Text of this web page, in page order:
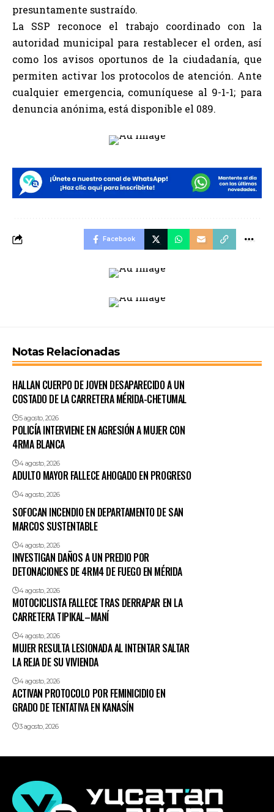
presuntamente sustraído.
La SSP reconoce el trabajo coordinado con la
autoridad municipal para restablecer el orden, así
como los avisos oportunos de la ciudadanía, que
permiten activar los protocolos de atención. Ante
cualquier emergencia, comuníquese al 9-1-1; para
denuncia anónima, está disponible el 089.
Facebook
Notas Relacionadas
HALLAN CUERPO DE JOVEN DESAPARECIDO A UN
COSTADO DE LA CARRETERA MÉRIDA-CHETUMAL
5 agosto, 2026
POLICÍA INTERVIENE EN AGRESIÓN A MUJER CON
4RMA BLANCA
4 agosto, 2026
ADULTO MAYOR FALLECE AHOGADO EN PROGRESO
4 agosto, 2026
SOFOCAN INCENDIO EN DEPARTAMENTO DE SAN
MARCOS SUSTENTABLE
4 agosto, 2026
INVESTIGAN DAÑOS A UN PREDIO POR
DETONACIONES DE 4RM4 DE FUEGO EN MÉRIDA
4 agosto, 2026
MOTOCICLISTA FALLECE TRAS DERRAPAR EN LA
CARRETERA TIPIKAL–MANÍ
4 agosto, 2026
MUJER RESULTA LESIONADA AL INTENTAR SALTAR
LA REJA DE SU VIVIENDA
4 agosto, 2026
ACTIVAN PROTOCOLO POR FEMINICIDIO EN
GRADO DE TENTATIVA EN KANASÍN
3 agosto, 2026